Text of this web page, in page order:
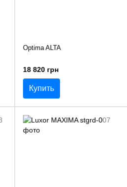
Optima ALTA
18 820 грн
Купить